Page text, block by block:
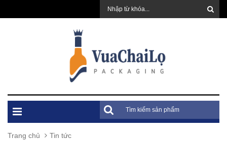
Trang chủ
Tin tức